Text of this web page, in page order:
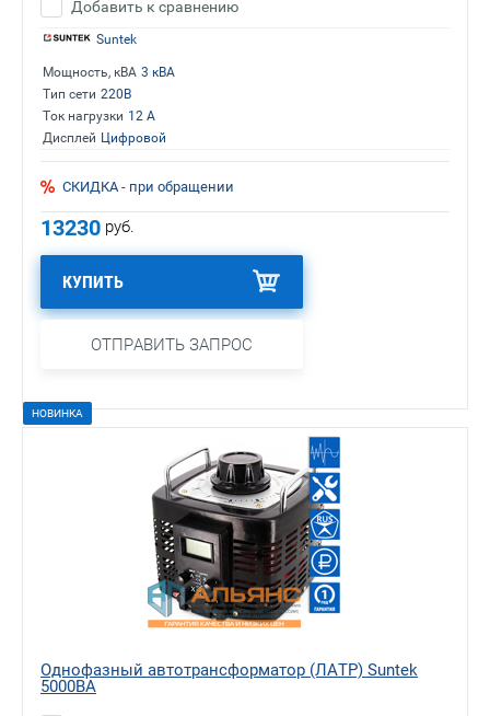
Добавить к сравнению
Suntek
Мощность, кВА 3 кВА
Тип сети 220В
Ток нагрузки 12 А
Дисплей Цифровой
СКИДКА - при обращении
13230 руб.
КУПИТЬ
ОТПРАВИТЬ ЗАПРОС
НОВИНКА
Однофазный автотрансформатор (ЛАТР) Suntek
5000ВА